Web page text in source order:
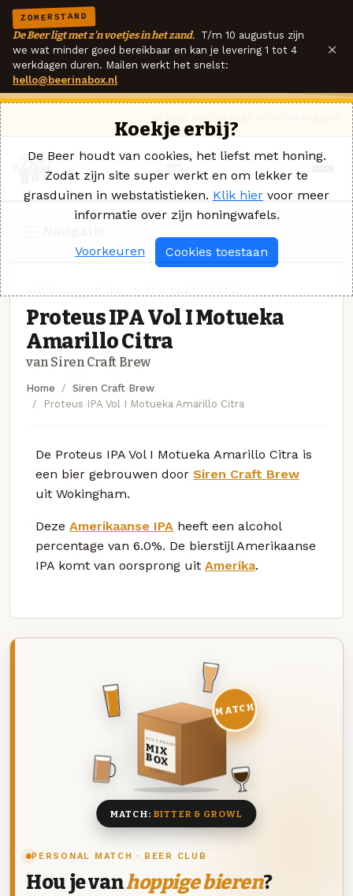
ZOMERSTAND
De Beer ligt met z'n voetjes in het zand. T/m 10 augustus zijn
we wat minder goed bereikbaar en kan je levering 1 tot 4
werkdagen duren. Mailen werkt het snelst:
hello@beerinabox.nl
×
Proteus IPA Vol I Motueka
Amarillo Citra
van Siren Craft Brew
Home
Siren Craft Brew
Proteus IPA Vol I Motueka Amarillo Citra
De Proteus IPA Vol I Motueka Amarillo Citra is
een bier gebrouwen door Siren Craft Brew
uit Wokingham.
Deze Amerikaanse IPA heeft een alcohol
percentage van 6.0%. De bierstijl Amerikaanse
IPA komt van oorsprong uit Amerika.
PERSONAL MATCH · BEER CLUB
Hou je vanhoppige bieren?
DEZE MAAND
MIX
BOX
8 BIEREN
MATCH
MATCH: BITTER & GROWL
Koekje erbij?
De Beer houdt van cookies, het liefst met honing.
Zodat zijn site super werkt en om lekker te
grasduinen in webstatistieken. Klik hier voor meer
informatie over zijn honingwafels.
Voorkeuren Cookies toestaan